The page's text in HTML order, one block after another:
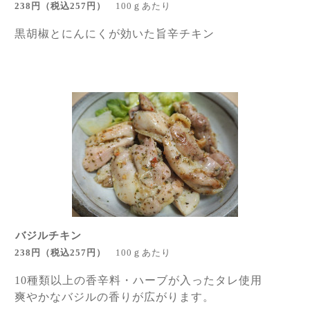
238円 （税込257円 ） 100ｇあたり
黒胡椒とにんにくが効いた旨辛チキン
バジルチキン
238円 （税込257 円 ） 100ｇあたり
10種類以上の香辛料・ハーブが入ったタレ使用
爽やかなバジルの香りが広がります。